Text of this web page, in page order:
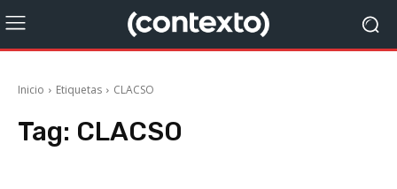
Inicio Etiquetas CLACSO
Tag: CLACSO